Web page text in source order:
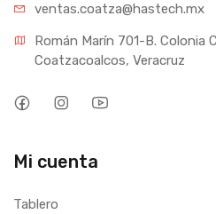
ventas.coatza@hastech.mx
Román Marín 701-B. Colonia
Coatzacoalcos, Veracruz
Mi cuenta
Tablero